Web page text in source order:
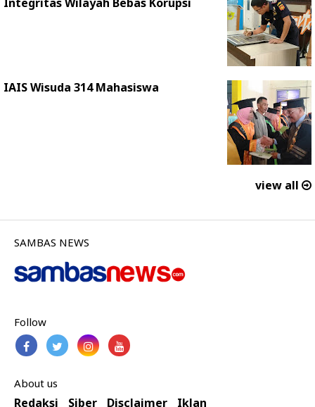
IAIS Wisuda 314 Mahasiswa
view all
SAMBAS NEWS
Follow
About us
Redaksi Siber Disclaimer Iklan